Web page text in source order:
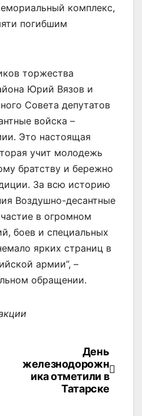
комплекс,
погибшим
торжества
Юрий Вязов и
Совета депутатов
войска –
Это настоящая
учит молодежь
братству и бережно
За всю историю
Воздушно-десантные
в огромном
боев и специальных
ярких страниц в
армии”, –
обращении.
День
железнодорожн
ика отметили в
Татарске